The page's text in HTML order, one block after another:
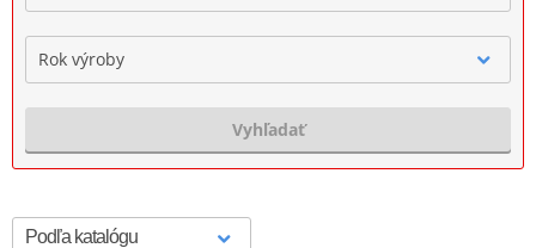
Rok výroby
Vyhľadať